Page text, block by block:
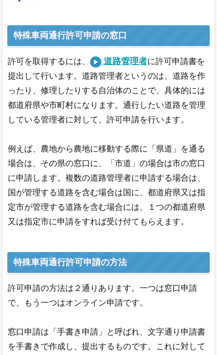
特殊車両通行許可申請の窓口
許可を取得するには、 道路管理者に許可申請書を
提出して行います。道路管理者というのは、道路を作
ったり、修理したりする自治体のことで、具体的には
都道府県や市町村になります。通行したい道路を管理
している管理者に対して、許可申請を行います。
例えば、農地から農地に移動する際に「県道」を通る
場合は、その県の窓口に、「市道」の場合は市の窓口
に申請します。複数の道路管理者に申請する場合は、
国が管理する道路を含む場合は国に、都道府県又は指
定市が管理する道路を含む場合には、１つの都道府県
又は指定市に申請をすれば受け付てもらえます。
特殊車両通行許可申請の方法
許可申請の方法は２通りあります。一つは窓口申請
で、もう一つはオンライン申請です。
窓口申請は「手書き申請」と呼ばれ、文字通り申請書
を手書きで作成し、提出するものです。これに対して